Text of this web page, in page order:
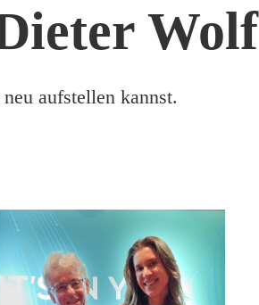
Wolf
aufstellen kannst.